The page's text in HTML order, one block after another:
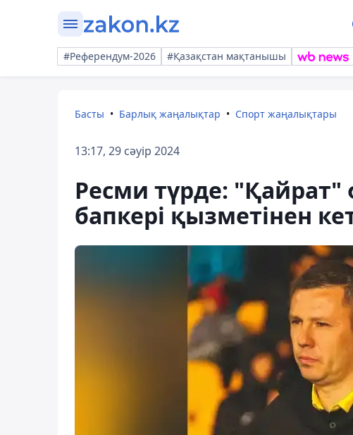
#Референдум-2026 #Қазақстан мақтанышы
Басты Барлық жаңалықтар Спорт жаңалықтары
13:17, 29 сәуір 2024
Ресми түрде: "Қайрат"
бапкері қызметінен